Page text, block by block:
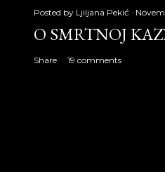
Posted by Ljiljana Pekić
O SMRTNOJ
Share 19 comments